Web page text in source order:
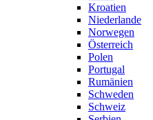
Kroatien
Niederlande
Norwegen
Österreich
Polen
Portugal
Rumänien
Schweden
Schweiz